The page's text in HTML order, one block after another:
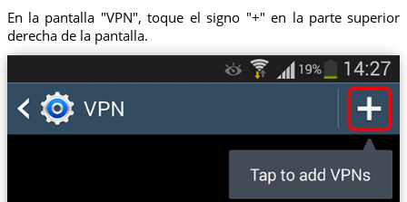
En la pantalla "VPN", toque el signo "+" en la parte superior
derecha de la pantalla.